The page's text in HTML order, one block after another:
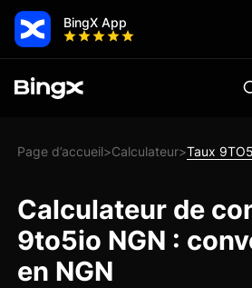
BingX App
Page d’accueil>Calculateur>Taux
Calculateur de
9to5io NGN :
en NGN